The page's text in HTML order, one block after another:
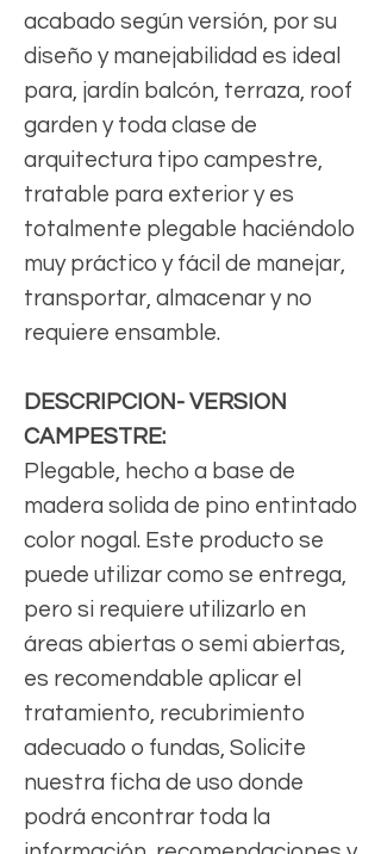
acabado según versión, por su
diseño y manejabilidad es ideal
para, jardín balcón, terraza, roof
garden y toda clase de
arquitectura tipo campestre,
tratable para exterior y es
totalmente plegable haciéndolo
muy práctico y fácil de manejar,
transportar, almacenar y no
requiere ensamble.
DESCRIPCION- VERSION
CAMPESTRE:
Plegable, hecho a base de
madera solida de pino entintado
color nogal. Este producto se
puede utilizar como se entrega,
pero si requiere utilizarlo en
áreas abiertas o semi abiertas,
es recomendable aplicar el
tratamiento, recubrimiento
adecuado o fundas, Solicite
nuestra ficha de uso donde
podrá encontrar toda la